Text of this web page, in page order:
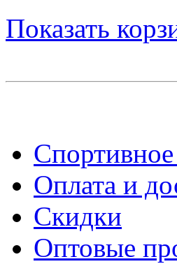
Показать
Оплата и
Скидки
Оптовые